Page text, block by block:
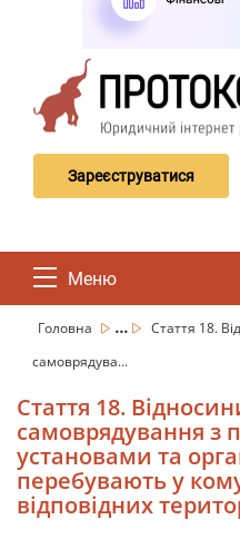
Зареєструватися
Меню
Головна ...
Стаття 18.
самоврядува...
Стаття 18.
самоврядування з
установами та
перебувають у
відповідних